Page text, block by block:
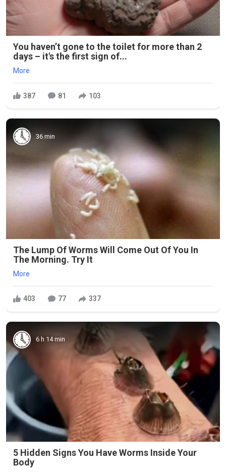
You haven’t gone to the toilet for more than 2
days – it's the first sign of...
More
387 81 103
36 min
The Lump Of Worms Will Come Out Of You In
The Morning. Try It
More
403 77 337
6 h 14 min
5 Hidden Signs You Have Worms Inside Your
Body